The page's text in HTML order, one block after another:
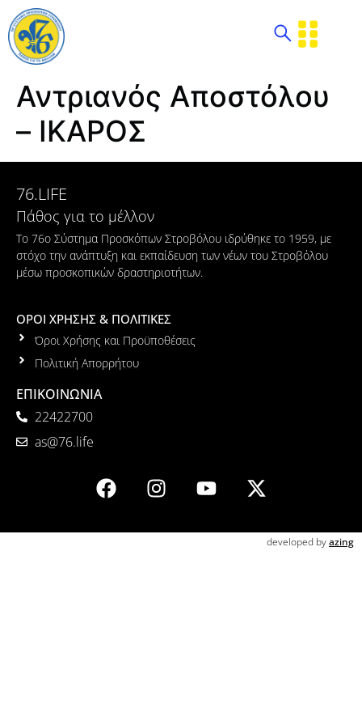
Αντριανός Αποστόλου
– ΙΚΑΡΟΣ
76.LIFE
Πάθος για το μέλλον
Το 76ο Σύστημα Προσκόπων Στροβόλου ιδρύθηκε το 1959, με
στόχο την ανάπτυξη και εκπαίδευση των νέων του Στροβόλου
μέσω προσκοπικών δραστηριοτήτων.
ΟΡΟΙ ΧΡΗΣΗΣ & ΠΟΛΙΤΙΚΕΣ
Όροι Χρήσης και Προϋποθέσεις
Πολιτική Απορρήτου
ΕΠΙΚΟΙΝΩΝΙΑ
22422700
as@76.life
developed byazing